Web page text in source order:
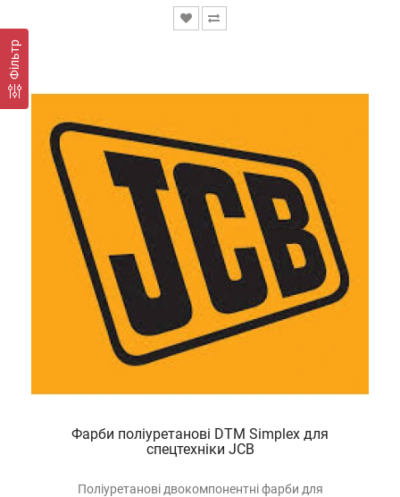
Фiльтр
Фарби поліуретанові DTM Simplex для
спецтехніки JCB
Поліуретанові двокомпонентні фарби для